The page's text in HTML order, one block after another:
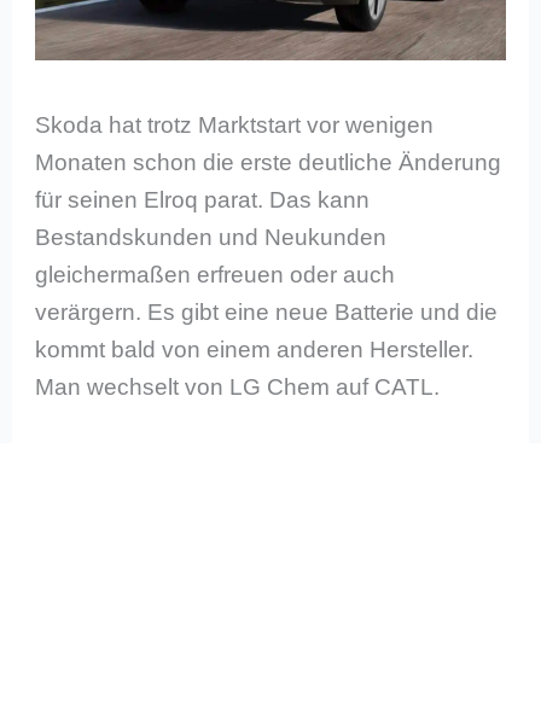
Skoda hat trotz Marktstart vor wenigen
Monaten schon die erste deutliche Änderung
für seinen Elroq parat. Das kann
Bestandskunden und Neukunden
gleichermaßen erfreuen oder auch
verärgern. Es gibt eine neue Batterie und die
kommt bald von einem anderen Hersteller.
Man wechselt von LG Chem auf CATL.